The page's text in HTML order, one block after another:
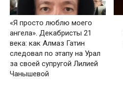
«Я просто люблю моего
ангела». Декабристы 21
века: как Алмаз Гатин
следовал по этапу на Урал
за своей супругой Лилией
Чанышевой